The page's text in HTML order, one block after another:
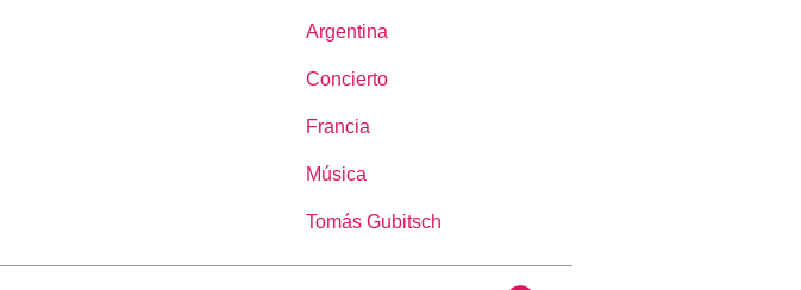
Argentina
Concierto
Francia
Música
Tomás Gubitsch